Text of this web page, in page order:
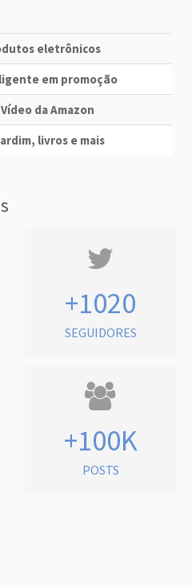
eletrônicos
em promoção
da Amazon
livros e mais
+1020
SEGUIDORES
+100K
POSTS